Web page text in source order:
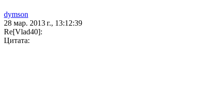
dymson
28 мар. 2013 г., 13:12:39
Re[Vlad40]:
Цитата: